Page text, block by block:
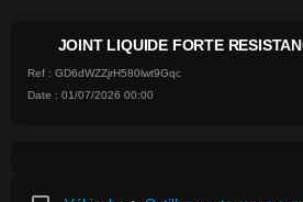
JOINT LIQUIDE FORTE
Ref : GD6dWZZjrH580lwt9Gqc
Date : 01/07/2026 00:00